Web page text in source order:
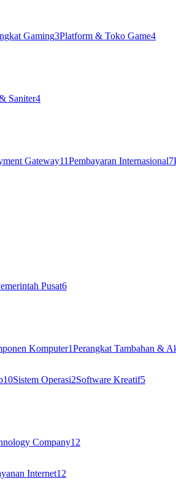
Gaming3Platform & Toko Game4
Saniter4
Gateway11Pembayaran Internasional7
Pusat6
Komputer1Perangkat Tambahan &
10Sistem Operasi2Software Kreatif5
Company12
Internet12